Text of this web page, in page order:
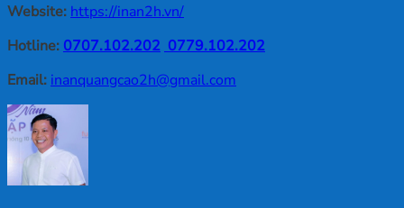
Website: https://inan2h.vn/
Hotline: 0707.102.202 0779.102.202
Email: inanquangcao2h@gmail.com